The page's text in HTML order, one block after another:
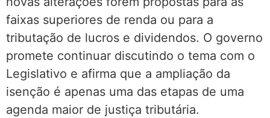
faixas superiores de renda ou para a
tributação de lucros e dividendos. O governo
promete continuar discutindo o tema com o
Legislativo e afirma que a ampliação da
isenção é apenas uma das etapas de uma
agenda maior de justiça tributária.